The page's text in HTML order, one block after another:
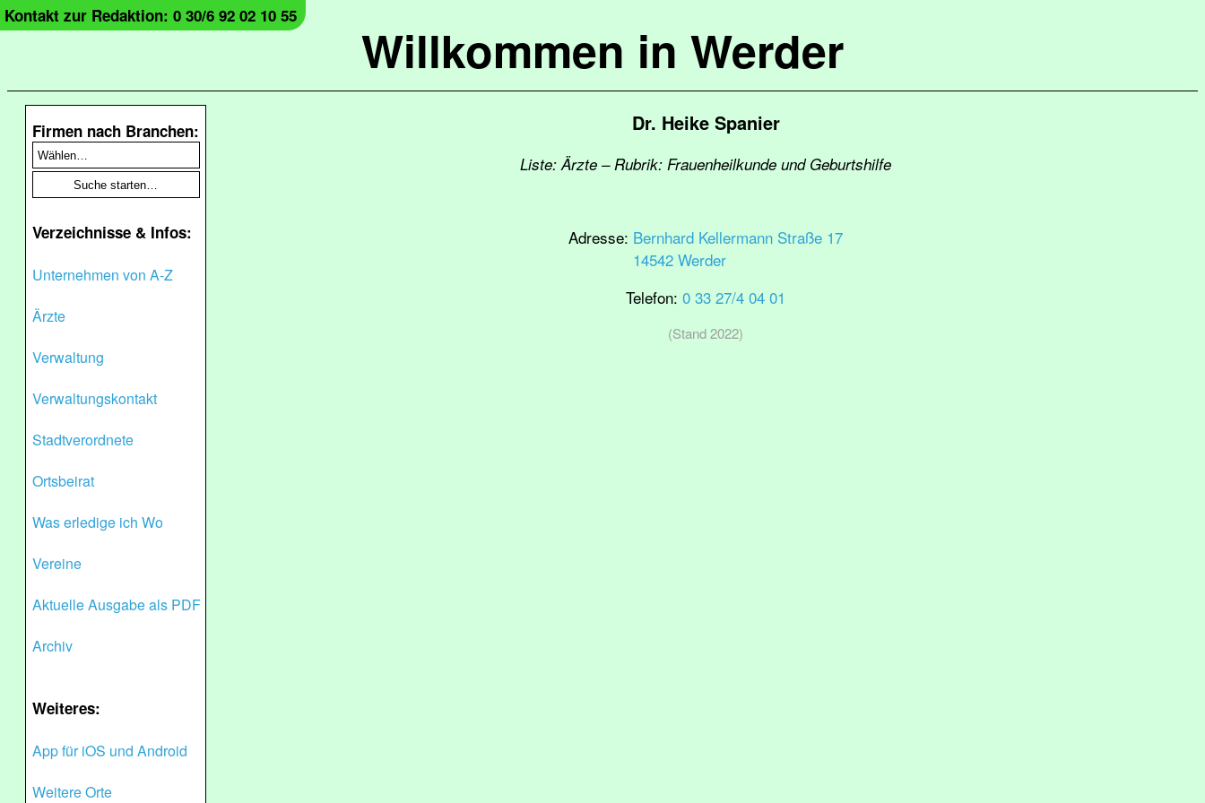
Willkommen in Werder
Kontakt zur Redaktion: 0 30/6 92 02 10 55
Firmen nach Branchen:
Verzeichnisse & Infos:
Unternehmen von A-Z
Ärzte
Verwaltung
Verwaltungskontakt
Stadtverordnete
Ortsbeirat
Was erledige ich Wo
Vereine
Aktuelle Ausgabe als PDF
Archiv
Weiteres:
App für iOS und Android
Weitere Orte
Dr. Heike Spanier
Liste: Ärzte – Rubrik: Frauenheilkunde und Geburtshilfe
Adresse: Bernhard Kellermann Straße 17
14542 Werder
Telefon: 0 33 27/4 04 01
(Stand 2022)